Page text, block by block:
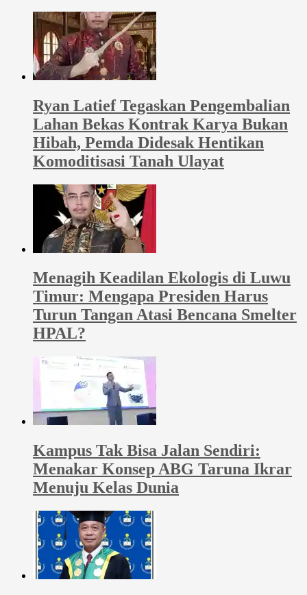
Ryan Latief Tegaskan Pengembalian
Lahan Bekas Kontrak Karya Bukan
Hibah, Pemda Didesak Hentikan
Komoditisasi Tanah Ulayat
Menagih Keadilan Ekologis di Luwu
Timur: Mengapa Presiden Harus
Turun Tangan Atasi Bencana Smelter
HPAL?
Kampus Tak Bisa Jalan Sendiri:
Menakar Konsep ABG Taruna Ikrar
Menuju Kelas Dunia